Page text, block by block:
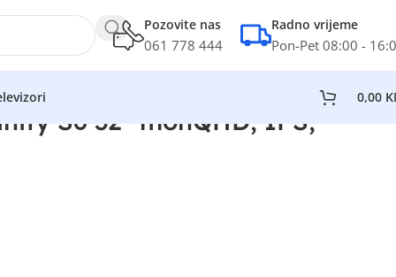
Pozovite nas
061 778 444
Radno vrijeme
Pon-Pet 08:00 -
0,00
S6 32” monQHD, IPS,